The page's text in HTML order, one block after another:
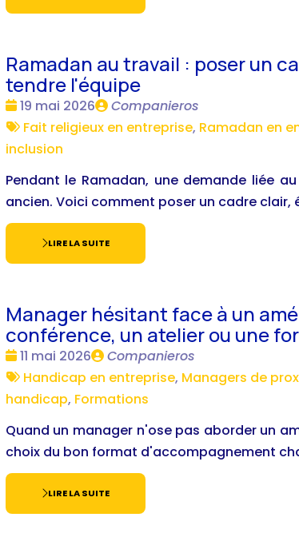
Ramadan au travail : poser un
tendre l'équipe
Date
:
19 mai 2026
Publié
par
Companieros
Tags
:
Fait religieux en entreprise, Ramadan en
inclusion
Pendant le Ramadan, une demande liée
ancien. Voici comment poser un cadre
LIRE LA SUITE
Manager hésitant face à un
conférence, un atelier ou une
Date
:
11 mai 2026
Publié
par
Companieros
Tags
:
Handicap en entreprise, Managers de
handicap, Formations
Quand un manager n'ose pas aborder un
choix du bon format d'accompagnement
LIRE LA SUITE